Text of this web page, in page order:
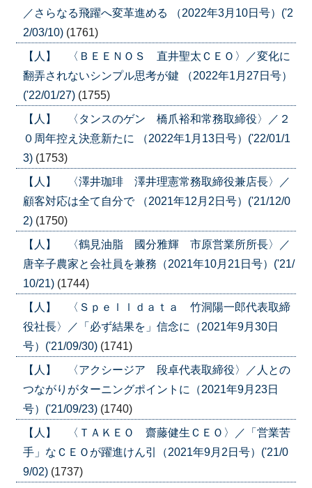
／さらなる飛躍へ変革進める （2022年3月10日号）('2
2/03/10) (1761)
【人】 〈ＢＥＥＮＯＳ 直井聖太ＣＥＯ〉／変化に
翻弄されないシンプル思考が鍵 （2022年1月27日号）
('22/01/27) (1755)
【人】 〈タンスのゲン 橋爪裕和常務取締役〉／２
０周年控え決意新たに （2022年1月13日号）('22/01/1
3) (1753)
【人】 〈澤井珈琲 澤井理憲常務取締役兼店長〉／
顧客対応は全て自分で （2021年12月2日号）('21/12/0
2) (1750)
【人】 〈鶴見油脂 國分雅輝 市原営業所所長〉／
唐辛子農家と会社員を兼務（2021年10月21日号）('21/
10/21) (1744)
【人】 〈Ｓｐｅｌｌｄａｔａ 竹洞陽一郎代表取締
役社長〉／「必ず結果を」信念に（2021年9月30日
号）('21/09/30) (1741)
【人】 〈アクシージア 段卓代表取締役〉／人との
つながりがターニングポイントに（2021年9月23日
号）('21/09/23) (1740)
【人】 〈ＴＡＫＥＯ 齋藤健生ＣＥＯ〉／「営業苦
手」なＣＥＯが躍進けん引（2021年9月2日号）('21/0
9/02) (1737)